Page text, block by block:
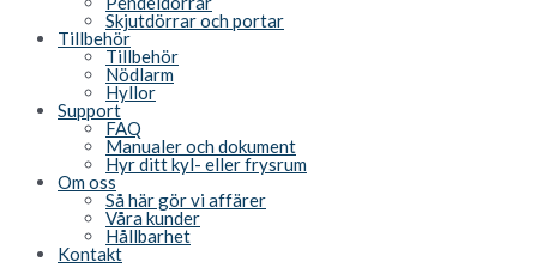
Skjutdörrar och portar
Tillbehör
Tillbehör
Nödlarm
Hyllor
Support
FAQ
Manualer och dokument
Hyr ditt kyl- eller frysrum
Om oss
Så här gör vi affärer
Våra kunder
Hållbarhet
Kontakt